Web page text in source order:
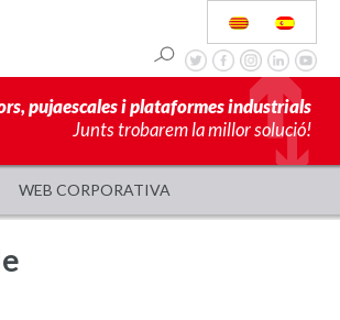
pujaescales i plataformes industrials
Junts trobarem la millor solució!
WEB CORPORATIVA